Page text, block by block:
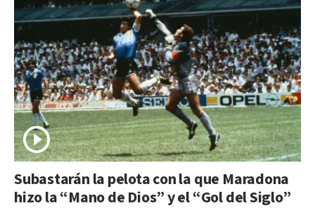
Subastarán la pelota con la que Maradona
hizo la “Mano de Dios” y el “Gol del Siglo”